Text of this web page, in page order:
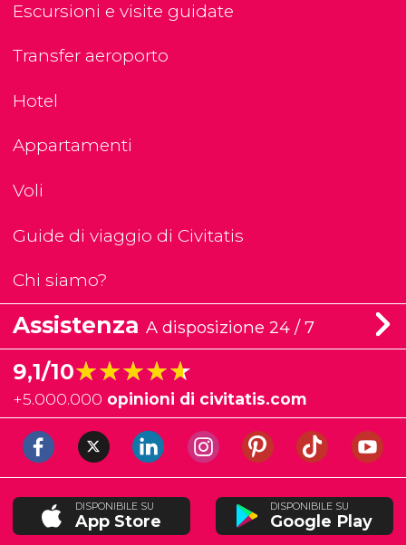
Escursioni e visite guidate
Transfer aeroporto
Hotel
Appartamenti
Voli
Guide di viaggio di Civitatis
Chi siamo?
Assistenza A disposizione 24 / 7
9,1/10★★★★★
★★★★★
+5.000.000 opinioni di civitatis.com
DISPONIBILE SU
App Store
DISPONIBILE SU
Google Play